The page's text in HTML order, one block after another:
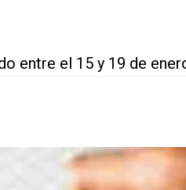
entre el 15 y 19 de